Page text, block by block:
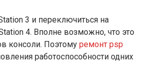
3 и переключиться на
4. Вполне возможно, что это
консоли. Поэтому ремонт psp
работоспособности одних